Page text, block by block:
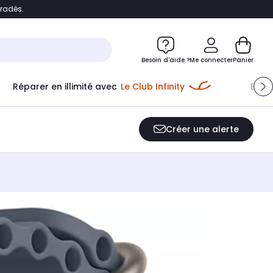
Accéder directement au chatbot
Besoin d'aide ?Me connecterPanier
Réparer en illimité avec Le Club Infinity
Créer une alerte